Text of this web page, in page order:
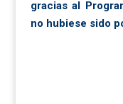
gracias al
no hubiese sido